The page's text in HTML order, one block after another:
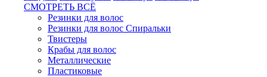
СМОТРЕТЬ ВСЁ
Резинки для волос
Резинки для волос Спиральки
Твистеры
Крабы для волос
Металлические
Пластиковые